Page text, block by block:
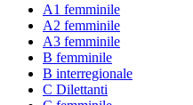
A1 femminile
A2 femminile
A3 femminile
B femminile
B interregionale
C Dilettanti